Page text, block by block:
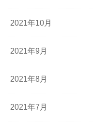
2021年10月
2021年9月
2021年8月
2021年7月